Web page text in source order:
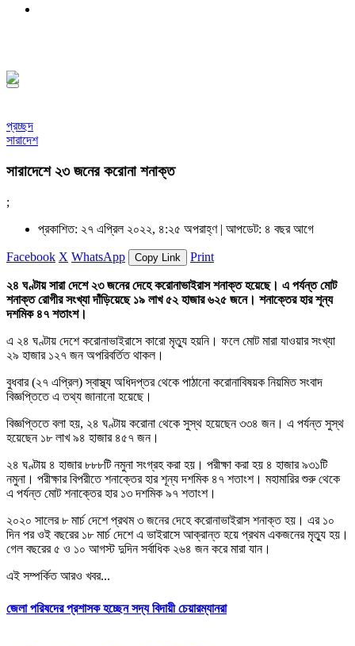
প্রচ্ছদ
সারাদেশ
সারাদেশে ২৩ জনের করোনা শনাক্ত
;
প্রকাশিত: ২৭ এপ্রিল ২০২২, ৪:২৫ অপরাহ্ণ | আপডেট: ৪ বছর আগে
Facebook X WhatsApp Copy Link Print
২৪ ঘণ্টায় সারা দেশে ২৩ জনের দেহে করোনাভাইরাস শনাক্ত হয়েছে। এ পর্যন্ত মোট
শনাক্ত রোগীর সংখ্যা দাঁড়িয়েছে ১৯ লাখ ৫২ হাজার ৬২৫ জনে। শনাক্তের হার শূন্য
দশমিক ৪৭ শতাংশ।
এ ২৪ ঘণ্টায় দেশে করোনাভাইরাসে কারো মৃত্যু হয়নি। ফলে মোট মারা যাওয়ার সংখ্যা
২৯ হাজার ১২৭ জন অপরিবর্তিত থাকল।
বুধবার (২৭ এপ্রিল) স্বাস্থ্য অধিদপ্তর থেকে পাঠানো করোনাবিষয়ক নিয়মিত সংবাদ
বিজ্ঞপ্তিতে এ তথ্য জানানো হয়েছে।
বিজ্ঞপ্তিতে বলা হয়, ২৪ ঘণ্টায় করোনা থেকে সুস্থ হয়েছেন ৩৩৪ জন। এ পর্যন্ত সুস্থ
হয়েছেন ১৮ লাখ ৯৪ হাজার ৪৫৭ জন।
২৪ ঘণ্টায় ৪ হাজার ৮৮৮টি নমুনা সংগ্রহ করা হয়। পরীক্ষা করা হয় ৪ হাজার ৯৩১টি
নমুনা। পরীক্ষার বিপরীতে শনাক্তের হার শূন্য দশমিক ৪৭ শতাংশ। মহামারির শুরু থেকে
এ পর্যন্ত মোট শনাক্তের হার ১৩ দশমিক ৯৭ শতাংশ।
২০২০ সালের ৮ মার্চ দেশে প্রথম ৩ জনের দেহে করোনাভাইরাস শনাক্ত হয়। এর ১০
দিন পর ওই বছরের ১৮ মার্চ দেশে এ ভাইরাসে আক্রান্ত হয়ে প্রথম একজনের মৃত্যু হয়।
গেল বছরের ৫ ও ১০ আগস্ট দুদিন সর্বাধিক ২৬৪ জন করে মারা যান।
এই সম্পর্কিত আরও খবর...
জেলা পরিষদের প্রশাসক হচ্ছেন সদ্য বিদায়ী চেয়ারম্যানরা